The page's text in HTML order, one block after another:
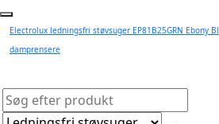
Electrolux ledningsfri støvsuger EP81B25GRN Ebony
damprensere